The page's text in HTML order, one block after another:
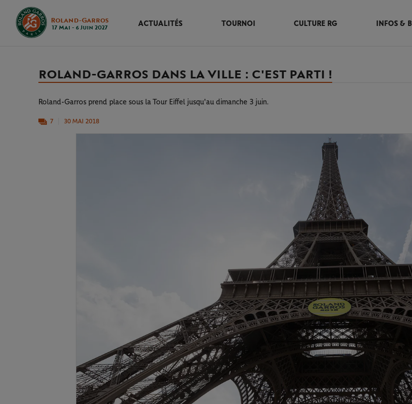
Roland-Garros
17 Mai - 6 Juin 2027
ACTUALITÉS TOURNOI CULTURE RG INFOS &
ROLAND-GARROS DANS LA VILLE : C'EST PARTI !
Roland-Garros prend place sous la Tour Eiffel jusqu'au dimanche 3 juin.
7 30 MAI 2018